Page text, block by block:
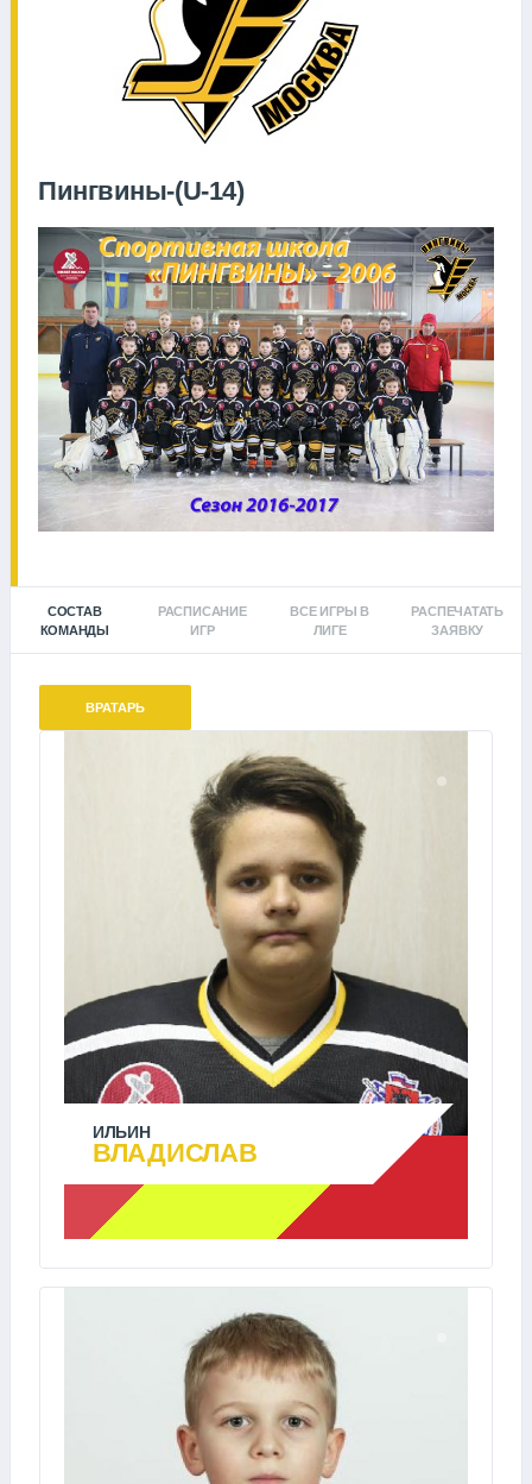
Пингвины-(U-14)
СОСТАВ
КОМАНДЫ
РАСПИСАНИЕ
ИГР
ВСЕ ИГРЫ В
ЛИГЕ
РАСПЕЧАТАТЬ
ЗАЯВКУ
ВРАТАРЬ
ИЛЬИН
ВЛАДИСЛАВ